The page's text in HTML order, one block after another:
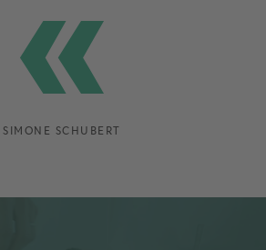
SIMONE SCHUBERT